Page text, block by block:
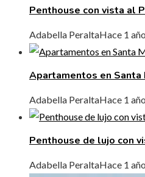
Penthouse con vista al
Adabella PeraltaHace 1 año
Apartamentos en Santa
Adabella PeraltaHace 1 año
Penthouse de lujo con
Adabella PeraltaHace 1 año